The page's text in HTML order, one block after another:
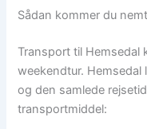
Sådan kommer du
Transport til
weekendtur.
og den samlede
transportmiddel: